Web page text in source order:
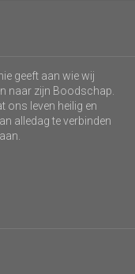
geeft aan wie wij
naar zijn Boodschap.
ons leven heilig en
alledag te verbinden